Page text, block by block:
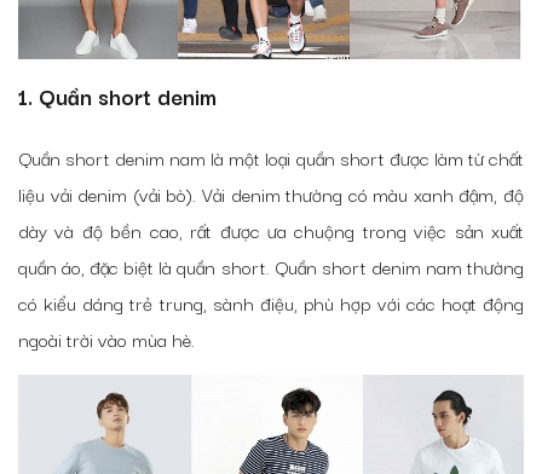
1. Quần short denim
Quần short denim nam là một loại quần short được làm từ chất
liệu vải denim (vải bò). Vải denim thường có màu xanh đậm, độ
dày và độ bền cao, rất được ưa chuộng trong việc sản xuất
quần áo, đặc biệt là quần short. Quần short denim nam thường
có kiểu dáng trẻ trung, sành điệu, phù hợp với các hoạt động
ngoài trời vào mùa hè.